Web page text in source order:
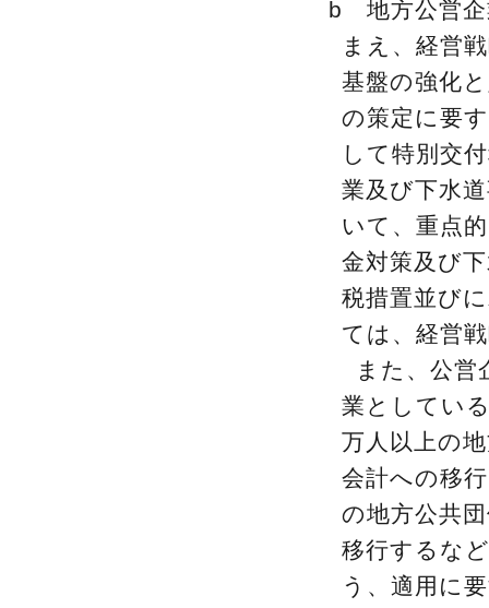
b 地方公営企
まえ、経営
基盤の強化
の策定に要
して特別交
業及び下水
いて、重点
金対策及び
税措置並び
ては、経営
また、公営
業としてい
万人以上の
会計への移
の地方公共
移行するな
う、適用に